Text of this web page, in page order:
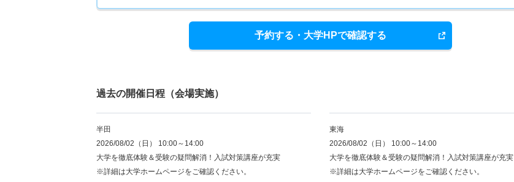
予約する・大学HPで確認する
過去の開催日程（会場実施）
半田
2026/08/02（日） 10:00～14:00
大学を徹底体験＆受験の疑問解消！入試対策講座が充実
※詳細は大学ホームページをご確認ください。
東海
2026/08/02（日） 10:00～14:00
大学を徹底体験＆受験の疑問解消！入試対策講座が充実
※詳細は大学ホームページをご確認ください。